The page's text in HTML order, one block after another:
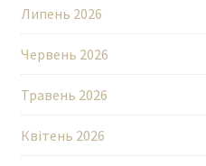
Липень 2026
Червень 2026
Травень 2026
Квітень 2026